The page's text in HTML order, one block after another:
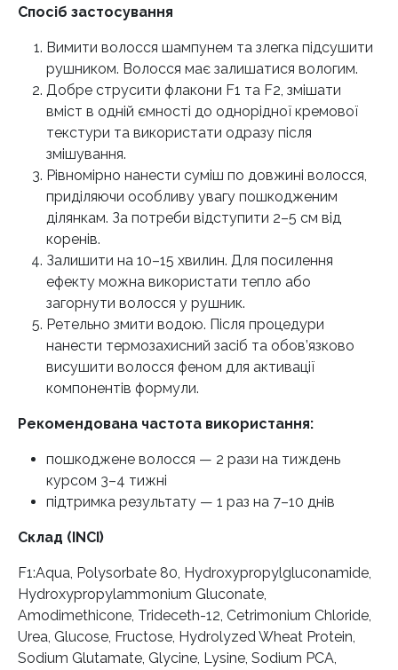
Спосіб застосування
Вимити волосся шампунем та злегка підсушити
рушником. Волосся має залишатися вологим.
Добре струсити флакони F1 та F2, змішати
вміст в одній ємності до однорідної кремової
текстури та використати одразу після
змішування.
Рівномірно нанести суміш по довжині волосся,
приділяючи особливу увагу пошкодженим
ділянкам. За потреби відступити 2–5 см від
коренів.
Залишити на 10–15 хвилин. Для посилення
ефекту можна використати тепло або
загорнути волосся у рушник.
Ретельно змити водою. Після процедури
нанести термозахисний засіб та обов’язково
висушити волосся феном для активації
компонентів формули.
Рекомендована частота використання:
пошкоджене волосся — 2 рази на тиждень
курсом 3–4 тижні
підтримка результату — 1 раз на 7–10 днів
Склад (INCI)
F1:Aqua, Polysorbate 80, Hydroxypropylgluconamide,
Hydroxypropylammonium Gluconate,
Amodimethicone, Trideceth-12, Cetrimonium Chloride,
Urea, Glucose, Fructose, Hydrolyzed Wheat Protein,
Sodium Glutamate, Glycine, Lysine, Sodium PCA,